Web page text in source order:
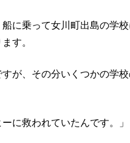
に乗って女川町出島の学
す。
が、その分いくつかの学
に救われていたんです。」